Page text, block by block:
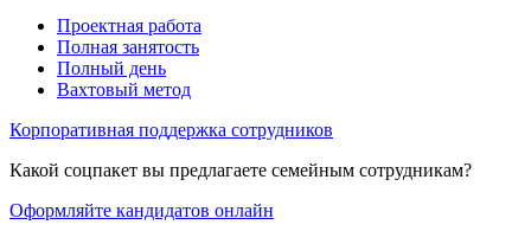
Проектная работа
Полная занятость
Полный день
Вахтовый метод
Корпоративная поддержка сотрудников
Какой соцпакет вы предлагаете семейным сотрудникам?
Оформляйте кандидатов онлайн